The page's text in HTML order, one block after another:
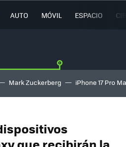
AUTO MÓVIL ESPACIO
Mark Zuckerberg iPhone 17 Pro